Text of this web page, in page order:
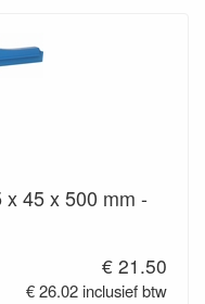
45 x 500 mm -
€ 21.50
€ 26.02 inclusief btw